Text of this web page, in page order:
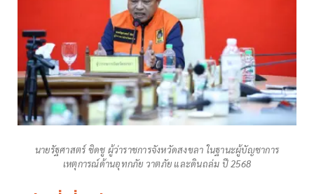
นายรัฐศาสตร์ ชิดชู ผู้ว่าราชการจังหวัดสงขลา ในฐานะผู้บัญชาการ
เหตุการณ์ด้านอุทกภัย วาตภัย และดินถล่ม ปี 2568